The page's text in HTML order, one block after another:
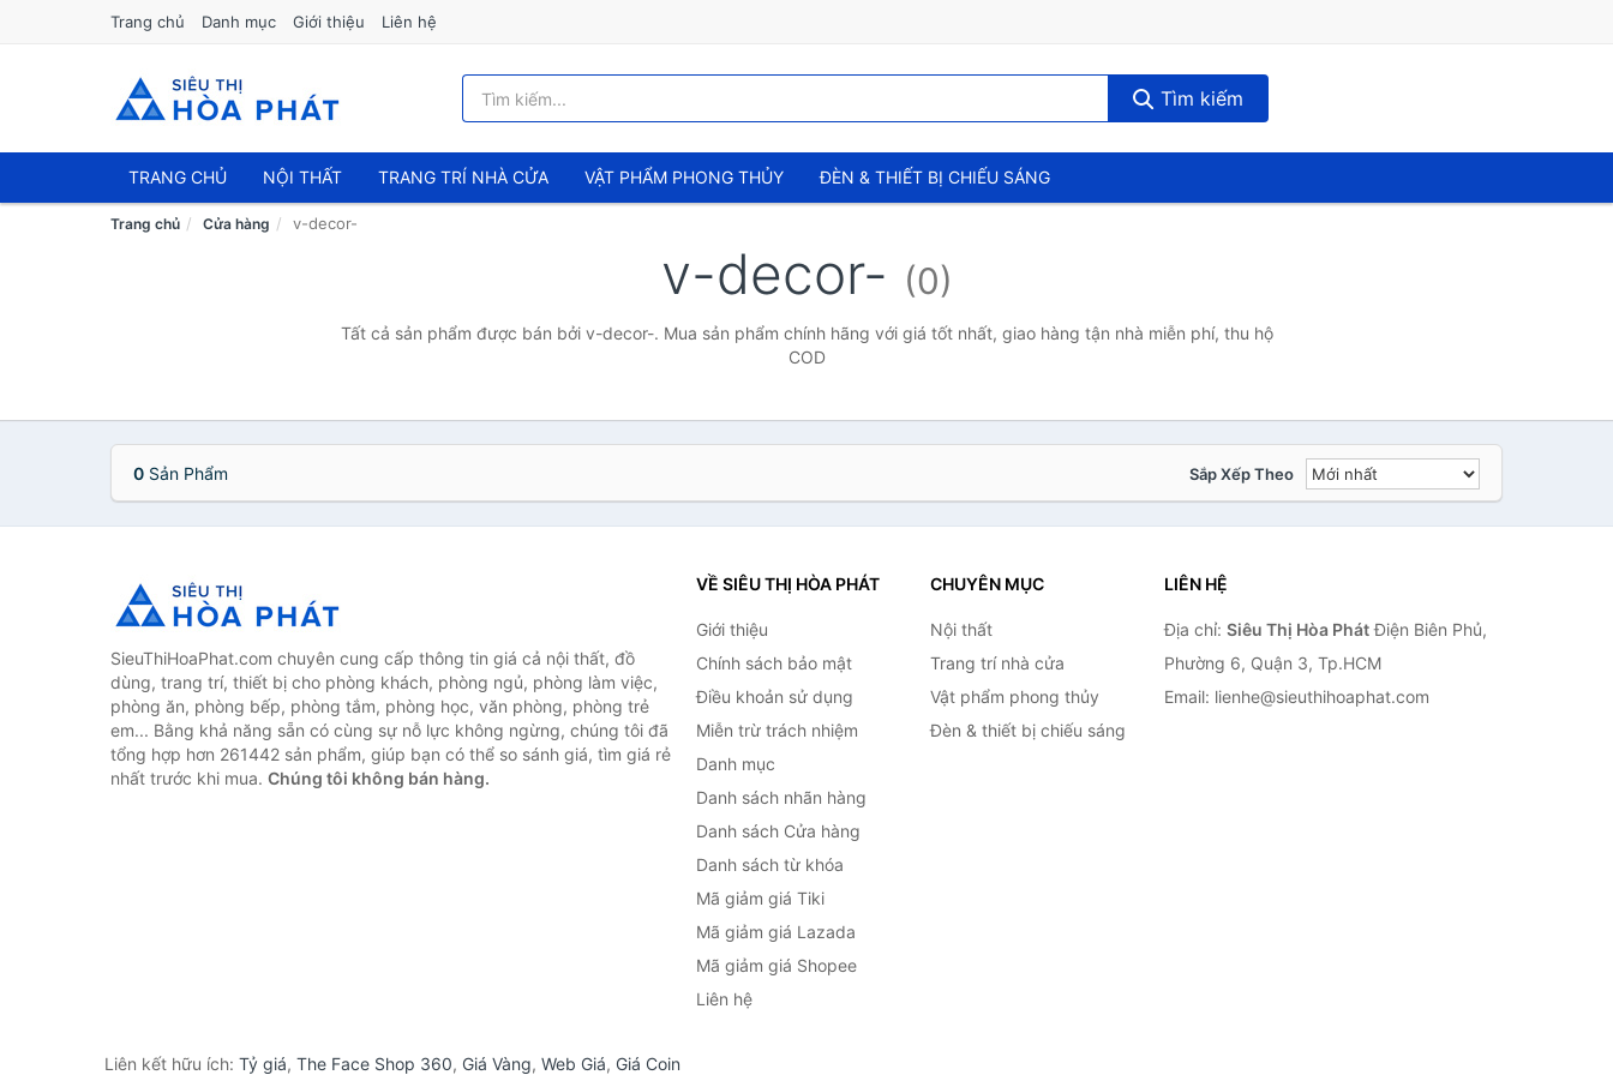
Trang chủ Danh mục Giới thiệu Liên hệ
Tìm kiếm
TRANG CHỦ NỘI THẤT TRANG TRÍ NHÀ CỬA VẬT PHẨM PHONG THỦY ĐÈN & THIẾT BỊ CHIẾU SÁNG
Trang chủ Cửa hàng v-decor-
v-decor- (0)
Tất cả sản phẩm được bán bởi v-decor-. Mua sản phẩm chính hãng với giá tốt nhất, giao hàng tận nhà miễn phí, thu hộ
COD
0 Sản Phẩm Sắp Xếp Theo
SieuThiHoaPhat.com chuyên cung cấp thông tin giá cả nội thất, đồ
dùng, trang trí, thiết bị cho phòng khách, phòng ngủ, phòng làm việc,
phòng ăn, phòng bếp, phòng tắm, phòng học, văn phòng, phòng trẻ
em... Bằng khả năng sẵn có cùng sự nỗ lực không ngừng, chúng tôi đã
tổng hợp hơn 261442 sản phẩm, giúp bạn có thể so sánh giá, tìm giá rẻ
nhất trước khi mua. Chúng tôi không bán hàng.
VỀ SIÊU THỊ HÒA PHÁT
Giới thiệu
Chính sách bảo mật
Điều khoản sử dụng
Miễn trừ trách nhiệm
Danh mục
Danh sách nhãn hàng
Danh sách Cửa hàng
Danh sách từ khóa
Mã giảm giá Tiki
Mã giảm giá Lazada
Mã giảm giá Shopee
Liên hệ
CHUYÊN MỤC
Nội thất
Trang trí nhà cửa
Vật phẩm phong thủy
Đèn & thiết bị chiếu sáng
LIÊN HỆ
Địa chỉ: Siêu Thị Hòa PhátĐiện Biên Phủ,
Phường 6, Quận 3, Tp.HCM
Email: lienhe@sieuthihoaphat.com
Liên kết hữu ích: Tỷ giá, The Face Shop 360, Giá Vàng, Web Giá, Giá Coin